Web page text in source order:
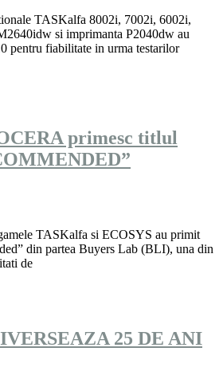
TASKalfa 8002i, 7002i, 6002i,
si imprimanta P2040dw au
pentru fiabilitate in urma testarilor
primesc titlul
TASKalfa si ECOSYS au primit
din partea Buyers Lab (BLI), una din
de
25 DE ANI